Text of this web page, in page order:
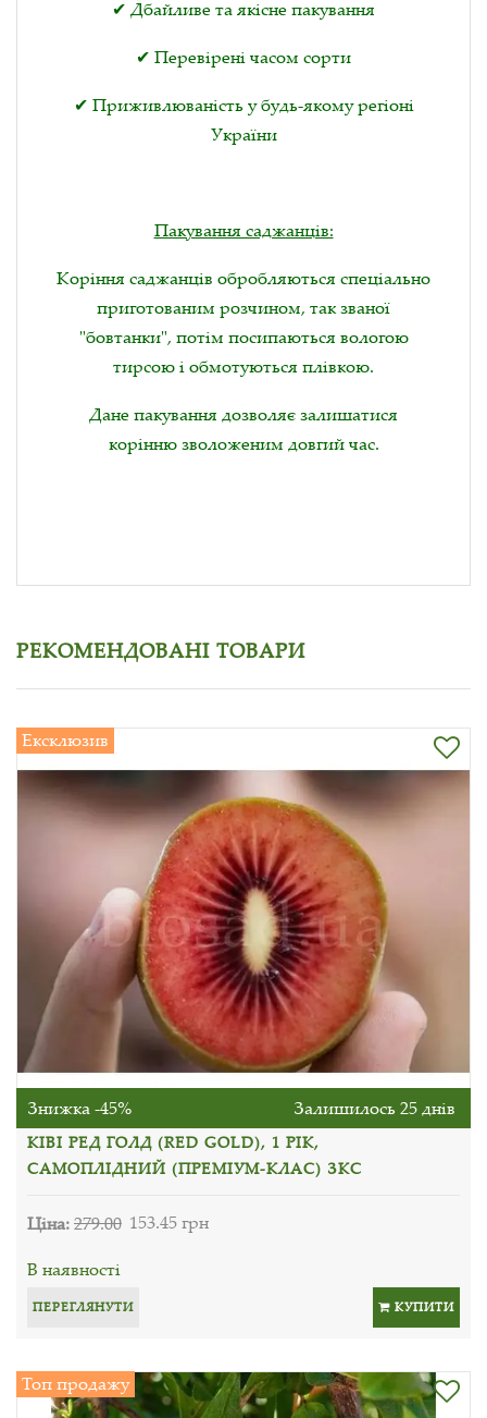
✔ Дбайливе та якісне пакування
✔ Перевірені часом сорти
✔ Приживлюваність у будь-якому регіоні
України
Пакування саджанців:
Коріння саджанців обробляються спеціально
приготованим розчином, так званої
"бовтанки", потім посипаються вологою
тирсою і обмотуються плівкою.
Дане пакування дозволяє залишатися
корінню зволоженим довгий час.
РЕКОМЕНДОВАНІ ТОВАРИ
Ексклюзив
Знижка -45% Залишилось 25 днів
КІВІ РЕД ГОЛД (RED GOLD), 1 РІК,
САМОПЛІДНИЙ (ПРЕМІУМ-КЛАС) ЗКС
Ціна:279.00 153.45 грн
В наявності
ПЕРЕГЛЯНУТИ КУПИТИ
Топ продажу